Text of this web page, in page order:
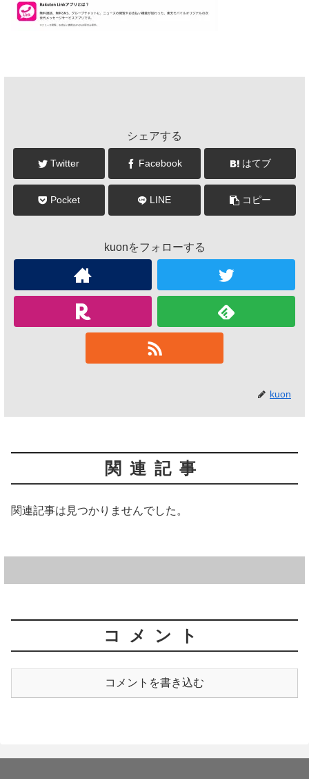
シェアする
Twitter Facebook はてブ
Pocket LINE コピー
kuonをフォローする
kuon
関連記事
関連記事は見つかりませんでした。
コメント
コメントを書き込む